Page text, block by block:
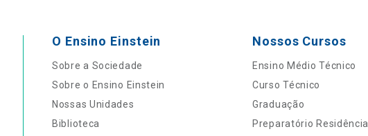
O Ensino Einstein
Sobre a Sociedade
Sobre o Ensino Einstein
Nossas Unidades
Biblioteca
Nossos Cursos
Ensino Médio Técnico
Curso Técnico
Graduação
Preparatório Residência